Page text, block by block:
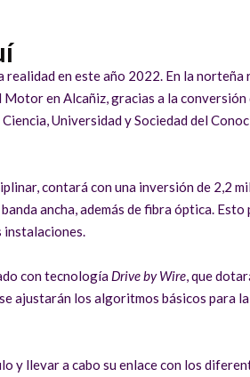
en este año 2022. En la
Motor en Alcañiz, gracias a la
Universidad y Sociedad del
contará con una inversión de 2,2
ancha, además de fibra óptica.
instalaciones.
con tecnología Drive by Wire, que
ajustarán los algoritmos básicos para
y llevar a cabo su enlace con los